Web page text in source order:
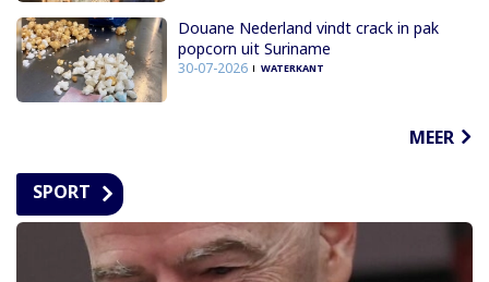
Douane Nederland vindt crack in pak
popcorn uit Suriname
30-07-2026 WATERKANT
MEER
SPORT